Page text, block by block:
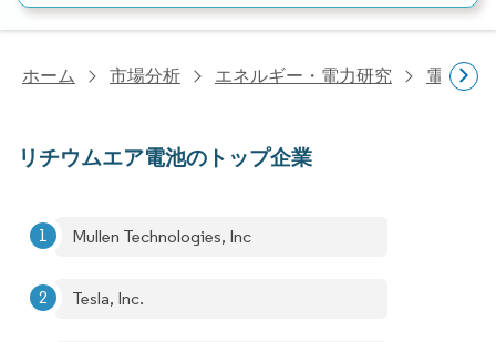
ホーム 市場分析 エネルギー・電力研究 電池研究
リチウムエア電池のトップ企業
Mullen Technologies, Inc
Tesla, Inc.